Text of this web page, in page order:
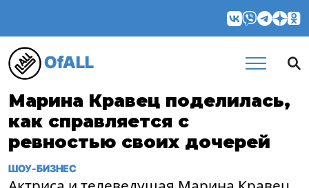
OfALL
Марина Кравец поделилась,
как справляется с
ревностью своих дочерей
ШОУ-БИЗНЕС